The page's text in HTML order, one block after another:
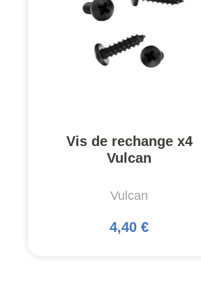
Vis de rechange x4
Vulcan
Vulcan
4,40 €